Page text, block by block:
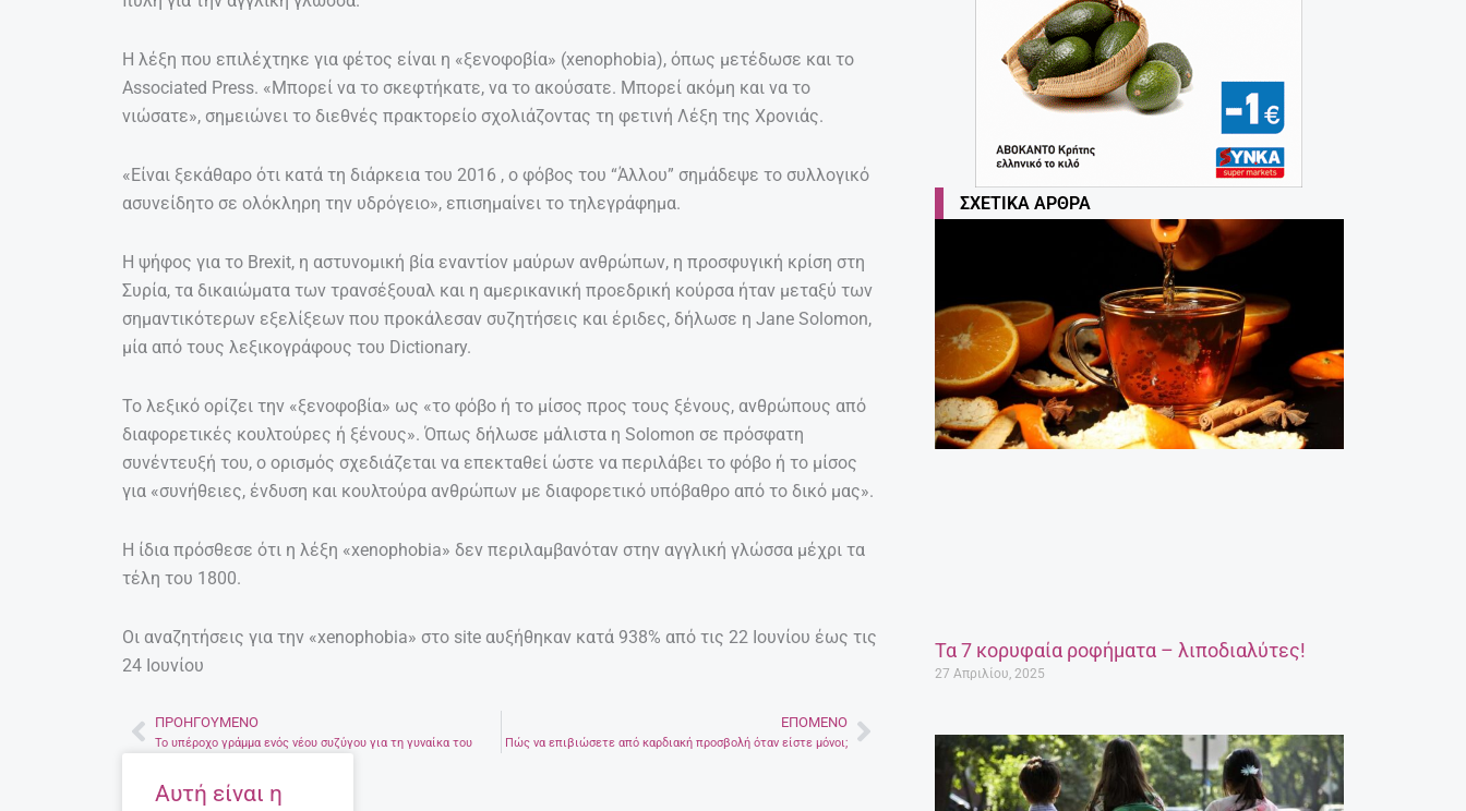
Η λέξη που επιλέχτηκε για φέτος είναι η «ξενοφοβία» (xenophobia), όπως μετέδωσε και το
Associated Press. «Μπορεί να το σκεφτήκατε, να το ακούσατε. Μπορεί ακόμη και να το
νιώσατε», σημειώνει το διεθνές πρακτορείο σχολιάζοντας τη φετινή Λέξη της Χρονιάς.
«Είναι ξεκάθαρο ότι κατά τη διάρκεια του 2016 , ο φόβος του “Άλλου” σημάδεψε το συλλογικό
ασυνείδητο σε ολόκληρη την υδρόγειο», επισημαίνει το τηλεγράφημα.
Η ψήφος για το Brexit, η αστυνομική βία εναντίον μαύρων ανθρώπων, η προσφυγική κρίση στη
Συρία, τα δικαιώματα των τρανσέξουαλ και η αμερικανική προεδρική κούρσα ήταν μεταξύ των
σημαντικότερων εξελίξεων που προκάλεσαν συζητήσεις και έριδες, δήλωσε η Jane Solomon,
μία από τους λεξικογράφους του Dictionary.
Το λεξικό ορίζει την «ξενοφοβία» ως «το φόβο ή το μίσος προς τους ξένους, ανθρώπους από
διαφορετικές κουλτούρες ή ξένους». Όπως δήλωσε μάλιστα η Solomon σε πρόσφατη
συνέντευξή του, ο ορισμός σχεδιάζεται να επεκταθεί ώστε να περιλάβει το φόβο ή το μίσος
για «συνήθειες, ένδυση και κουλτούρα ανθρώπων με διαφορετικό υπόβαθρο από το δικό μας».
Η ίδια πρόσθεσε ότι η λέξη «xenophobia» δεν περιλαμβανόταν στην αγγλική γλώσσα μέχρι τα
τέλη του 1800.
Οι αναζητήσεις για την «xenophobia» στο site αυξήθηκαν κατά 938% από τις 22 Ιουνίου έως τις
24 Ιουνίου
Prev
ΠΡΟΗΓΟΎΜΕΝΟ
Το υπέροχο γράμμα ενός νέου συζύγου για τη γυναίκα του
ΕΠΌΜΕΝΟ
Πώς να επιβιώσετε από καρδιακή προσβολή όταν είστε μόνοι;Next
Αυτή είναι η
ΣΧΕΤΙΚΆ ΆΡΘΡΑ
Τα 7 κορυφαία ροφήματα – λιποδιαλύτες!
27 Απριλίου, 2025